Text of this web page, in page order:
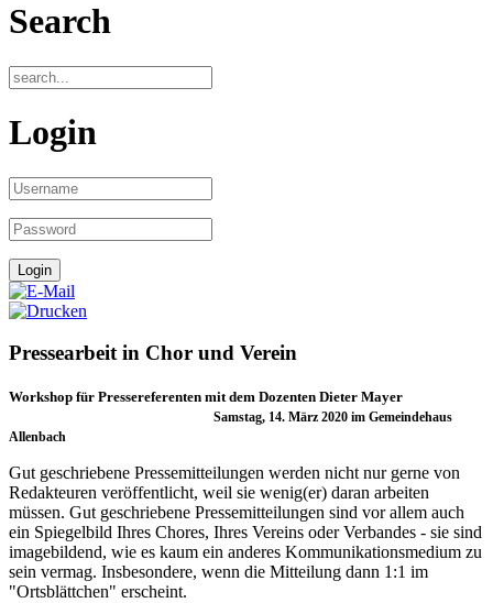
Search
Login
Pressearbeit in Chor und Verein
Workshop für Pressereferenten mit dem Dozenten Dieter Mayer
Samstag, 14. März 2020 im Gemeindehaus
Allenbach
Gut geschriebene Pressemitteilungen wer­den nicht nur gerne von
Redakteuren ver­öffentlicht, weil sie wenig(er) daran arbeiten
müssen. Gut geschriebene Pressemitteilun­gen sind vor allem auch
ein Spiegelbild Ihres Chores, Ihres Vereins oder Verbandes - sie sind
imagebildend, wie es kaum ein anderes Kommunikationsmedium zu
sein vermag. Insbesondere, wenn die Mitteilung dann 1:1 im
"Ortsblättchen" erscheint.